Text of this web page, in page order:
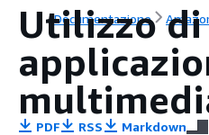
Documentazione
Utilizzo di
PDF RSS Markdown